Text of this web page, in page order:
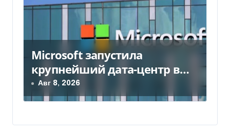
Microsoft запустила
крупнейший дата-центр в
Индии за $20,5 миллиарда
Авг 8, 2026